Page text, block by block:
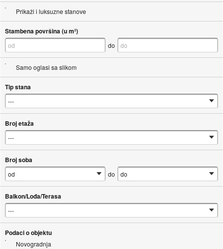
Prikaži i luksuzne stanove
Stambena površina (u m²)
do
Samo oglasi sa slikom
Tip stana
Broj etaža
Broj soba
do
Balkon/Lođa/Terasa
Podaci o objektu
Novogradnja